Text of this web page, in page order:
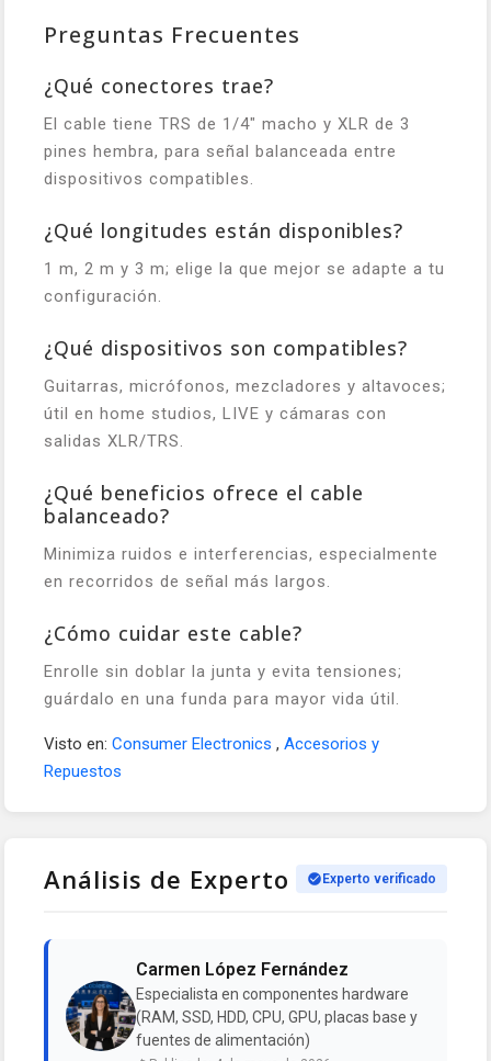
Preguntas Frecuentes
¿Qué conectores trae?
El cable tiene TRS de 1/4" macho y XLR de 3
pines hembra, para señal balanceada entre
dispositivos compatibles.
¿Qué longitudes están disponibles?
1 m, 2 m y 3 m; elige la que mejor se adapte a tu
configuración.
¿Qué dispositivos son compatibles?
Guitarras, micrófonos, mezcladores y altavoces;
útil en home studios, LIVE y cámaras con
salidas XLR/TRS.
¿Qué beneficios ofrece el cable
balanceado?
Minimiza ruidos e interferencias, especialmente
en recorridos de señal más largos.
¿Cómo cuidar este cable?
Enrolle sin doblar la junta y evita tensiones;
guárdalo en una funda para mayor vida útil.
Visto en: Consumer Electronics , Accesorios y
Repuestos
Análisis de Experto Experto verificado
Carmen López Fernández
Especialista en componentes hardware
(RAM, SSD, HDD, CPU, GPU, placas base y
fuentes de alimentación)